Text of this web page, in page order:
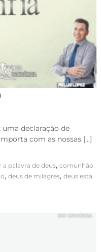
uma declaração de
com as nossas […]
palavra de deus, comunhão
, deus de milagres, deus esta